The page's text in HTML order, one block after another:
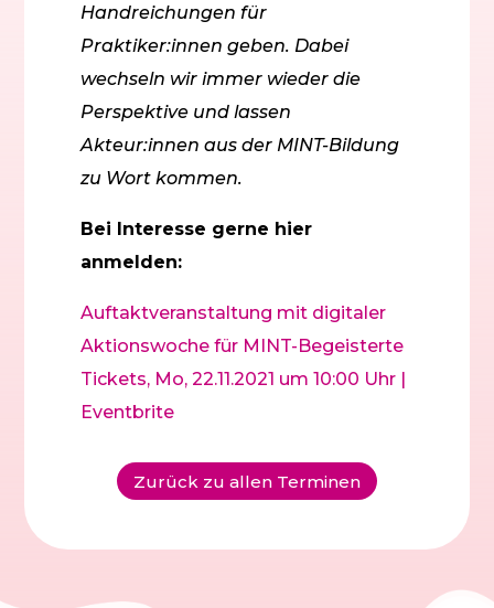
Handreichungen für
Praktiker:innen geben. Dabei
wechseln wir immer wieder die
Perspektive und lassen
Akteur:innen aus der MINT-Bildung
zu Wort kommen.
Bei Interesse gerne hier
anmelden:
Auftaktveranstaltung mit digitaler
Aktionswoche für MINT-Begeisterte
Tickets, Mo, 22.11.2021 um 10:00 Uhr |
Eventbrite
Zurück zu allen Terminen